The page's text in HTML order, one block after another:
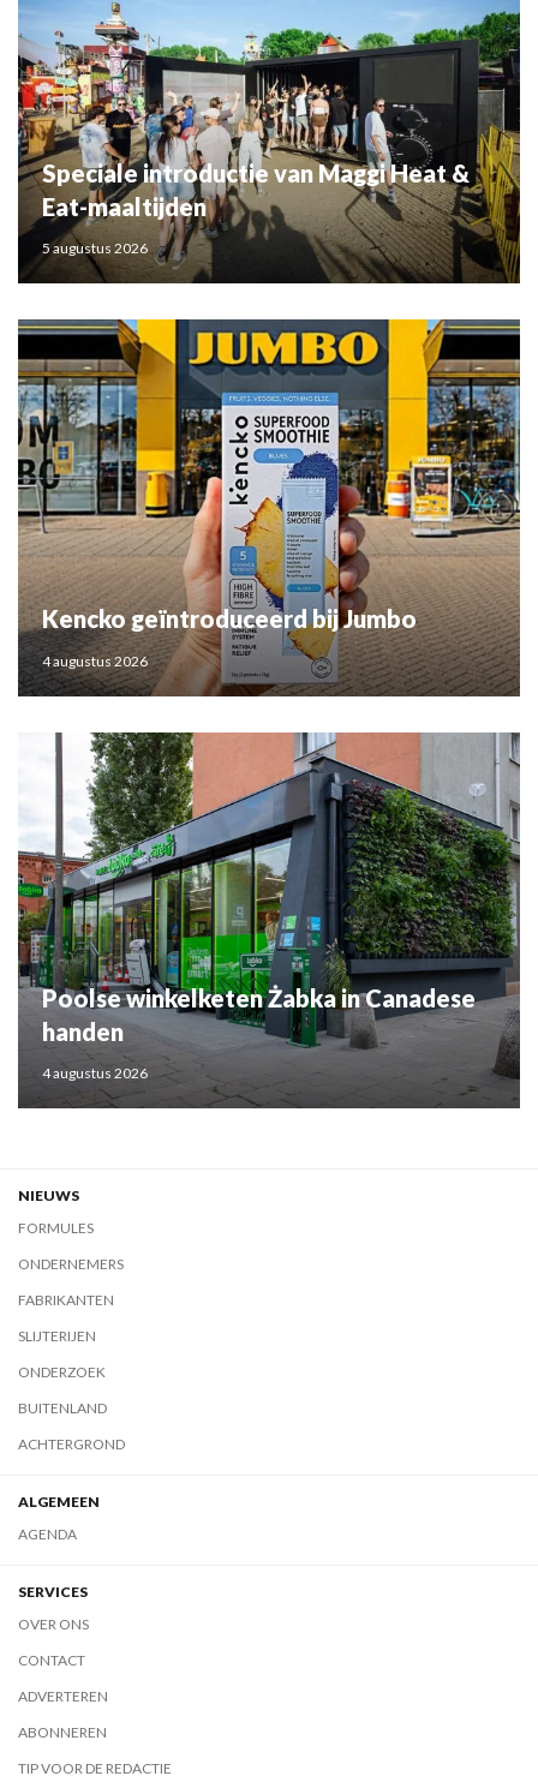
Speciale introductie van Maggi Heat &
Eat-maaltijden
5 augustus 2026
Kencko geïntroduceerd bij Jumbo
4 augustus 2026
Poolse winkelketen Żabka in Canadese
handen
4 augustus 2026
NIEUWS
FORMULES
ONDERNEMERS
FABRIKANTEN
SLIJTERIJEN
ONDERZOEK
BUITENLAND
ACHTERGROND
ALGEMEEN
AGENDA
SERVICES
OVER ONS
CONTACT
ADVERTEREN
ABONNEREN
TIP VOOR DE REDACTIE